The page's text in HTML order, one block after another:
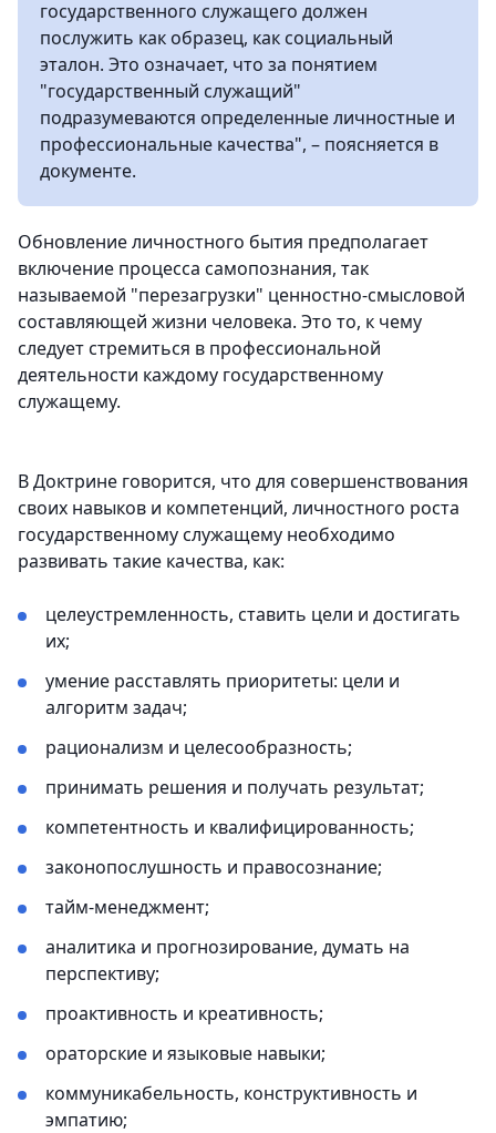
государственного служащего должен
послужить как образец, как социальный
эталон. Это означает, что за понятием
"государственный служащий"
подразумеваются определенные личностные и
профессиональные качества", – поясняется в
документе.
Обновление личностного бытия предполагает
включение процесса самопознания, так
называемой "перезагрузки" ценностно-смысловой
составляющей жизни человека. Это то, к чему
следует стремиться в профессиональной
деятельности каждому государственному
служащему.
В Доктрине говорится, что для совершенствования
своих навыков и компетенций, личностного роста
государственному служащему необходимо
развивать такие качества, как:
целеустремленность, ставить цели и достигать
их;
умение расставлять приоритеты: цели и
алгоритм задач;
рационализм и целесообразность;
принимать решения и получать результат;
компетентность и квалифицированность;
законопослушность и правосознание;
тайм-менеджмент;
аналитика и прогнозирование, думать на
перспективу;
проактивность и креативность;
ораторские и языковые навыки;
коммуникабельность, конструктивность и
эмпатию;